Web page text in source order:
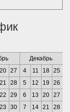
Декабрь
20 27 4 11 18 25
21 28 5 12 19 26
22 29 6 13 20 27
23 30 7 14 21 28